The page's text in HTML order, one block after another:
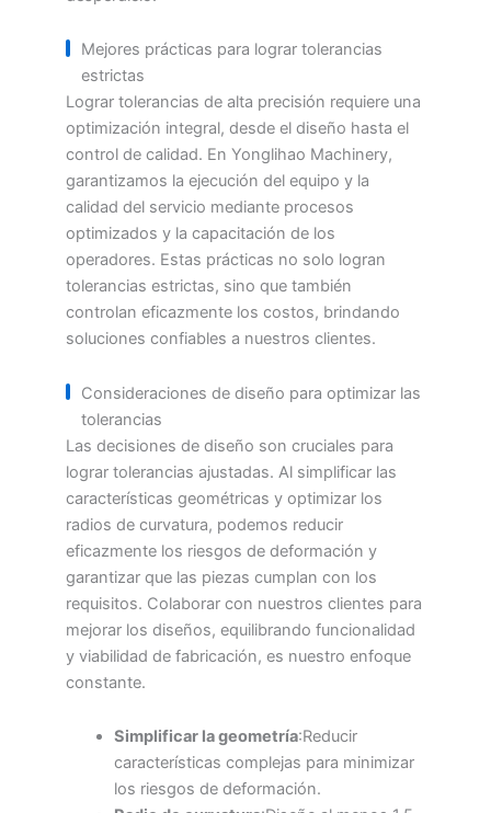
Mejores prácticas para lograr tolerancias
estrictas
Lograr tolerancias de alta precisión requiere una
optimización integral, desde el diseño hasta el
control de calidad. En Yonglihao Machinery,
garantizamos la ejecución del equipo y la
calidad del servicio mediante procesos
optimizados y la capacitación de los
operadores. Estas prácticas no solo logran
tolerancias estrictas, sino que también
controlan eficazmente los costos, brindando
soluciones confiables a nuestros clientes.
Consideraciones de diseño para optimizar las
tolerancias
Las decisiones de diseño son cruciales para
lograr tolerancias ajustadas. Al simplificar las
características geométricas y optimizar los
radios de curvatura, podemos reducir
eficazmente los riesgos de deformación y
garantizar que las piezas cumplan con los
requisitos. Colaborar con nuestros clientes para
mejorar los diseños, equilibrando funcionalidad
y viabilidad de fabricación, es nuestro enfoque
constante.
Simplificar la geometría:Reducir
características complejas para minimizar
los riesgos de deformación.